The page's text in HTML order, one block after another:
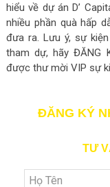
hiểu về dự án D’
nhiều phần quà hấp
đưa ra. Lưu ý, sự
tham dự, hãy ĐĂNG
được thư mời VIP sự
ĐĂNG KÝ
TƯ